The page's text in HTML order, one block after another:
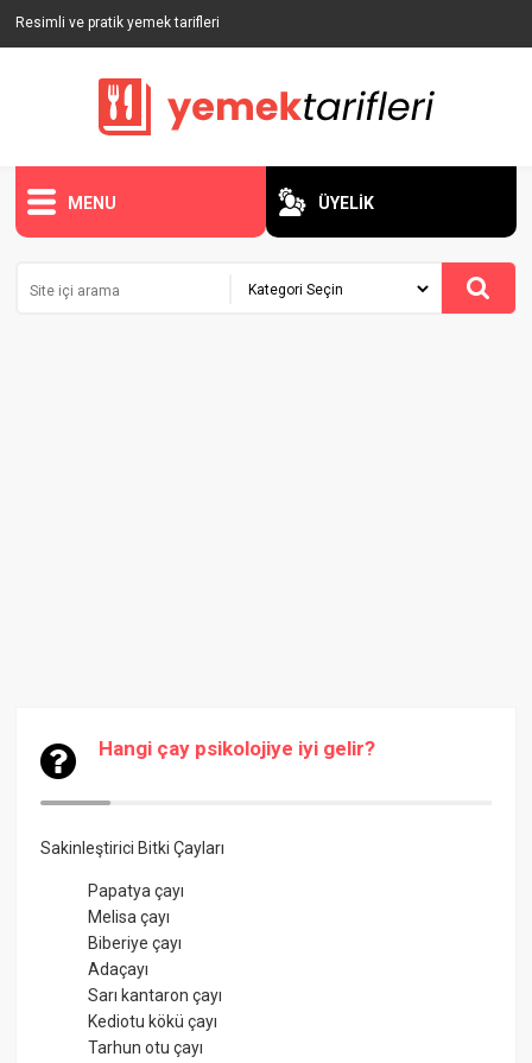
Resimli ve pratik yemek tarifleri
MENU ÜYELİK
Hangi çay psikolojiye iyi gelir?
Sakinleştirici Bitki Çayları
Papatya çayı
Melisa çayı
Biberiye çayı
Adaçayı
Sarı kantaron çayı
Kediotu kökü çayı
Tarhun otu çayı